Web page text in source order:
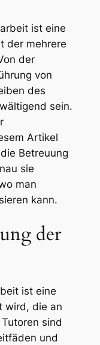
ist eine
der mehrere
der
von
des
sein.
Artikel
Betreuung
sie
man
kann.
der
ist eine
wird, die an
sind
und